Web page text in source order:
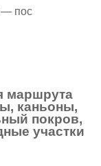
— пос
маршрута
каньоны,
покров,
участки